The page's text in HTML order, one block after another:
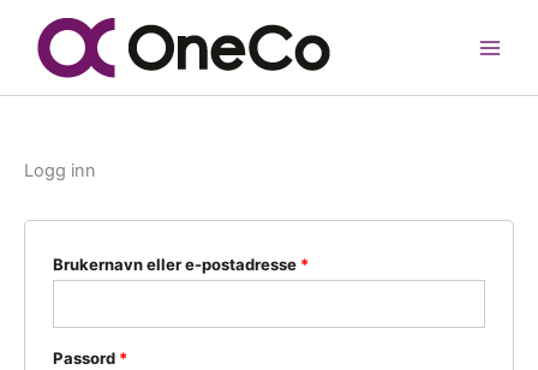
innholdet
Logg inn
Brukernavn eller e-postadresse *Påkrevd
Passord *Påkrevd